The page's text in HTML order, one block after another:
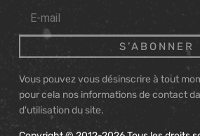
S’ABONNER
Vous pouvez vous désinscrire à tout
pour cela nos informations de contact
d'utilisation du site.